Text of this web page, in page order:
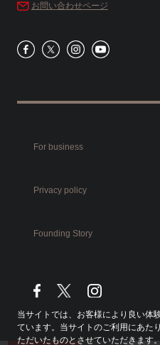
当サイトでは、お客様により良い体
ています。当サイトのご利用にあた
ただいたものとさせていただきます。
お問い合わせページ
For business
Privacy policy
Founding Story